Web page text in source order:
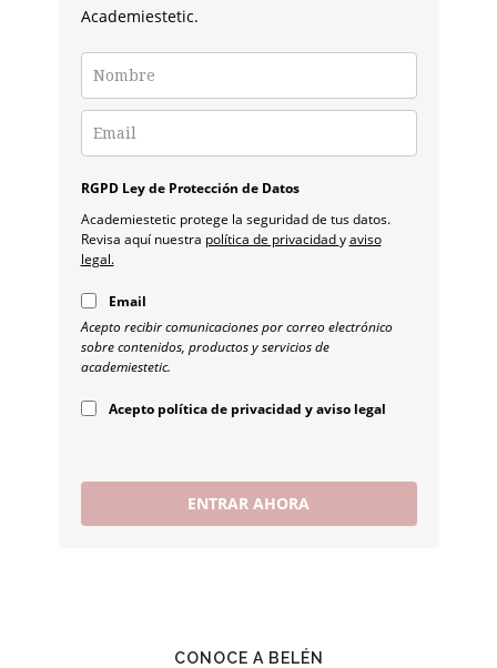
Academiestetic.
RGPD Ley de Protección de Datos
Academiestetic protege la seguridad de tus datos.
Revisa aquí nuestra política de privacidadyaviso
legal.
Email
Acepto recibir comunicaciones por correo electrónico
sobre contenidos, productos y servicios de
academiestetic.
Acepto política de privacidad y aviso legal
ENTRAR AHORA
CONOCE A BELÉN